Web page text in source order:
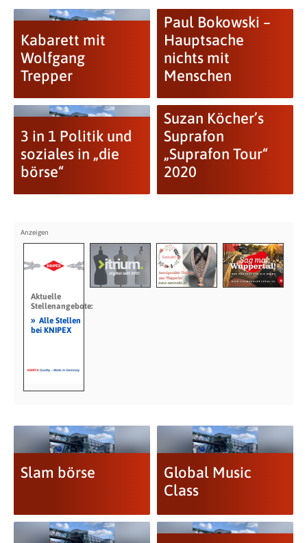
Kabarett mit
Wolfgang
Trepper
Paul Bokowski –
Hauptsache
nichts mit
Menschen
3 in 1 Politik und
soziales in „die
börse“
Suzan Köcher’s
Suprafon
„Suprafon Tour“
2020
Aktuelle
Stellenangebote:
» Alle Stellen
bei KNIPEX
Slam börse
Global Music
Class